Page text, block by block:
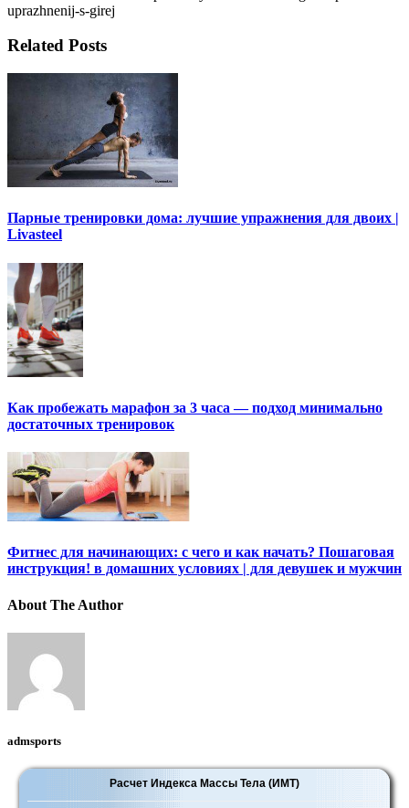
uprazhnenij-s-girej
Related Posts
Парные тренировки дома: лучшие упражнения для двоих |
Livasteel
Как пробежать марафон за 3 часа — подход минимально
достаточных тренировок
Фитнес для начинающих: с чего и как начать? Пошаговая
инструкция! в домашних условиях | для девушек и мужчин
About The Author
admsports
Расчет Индекса Массы Тела (ИМТ)